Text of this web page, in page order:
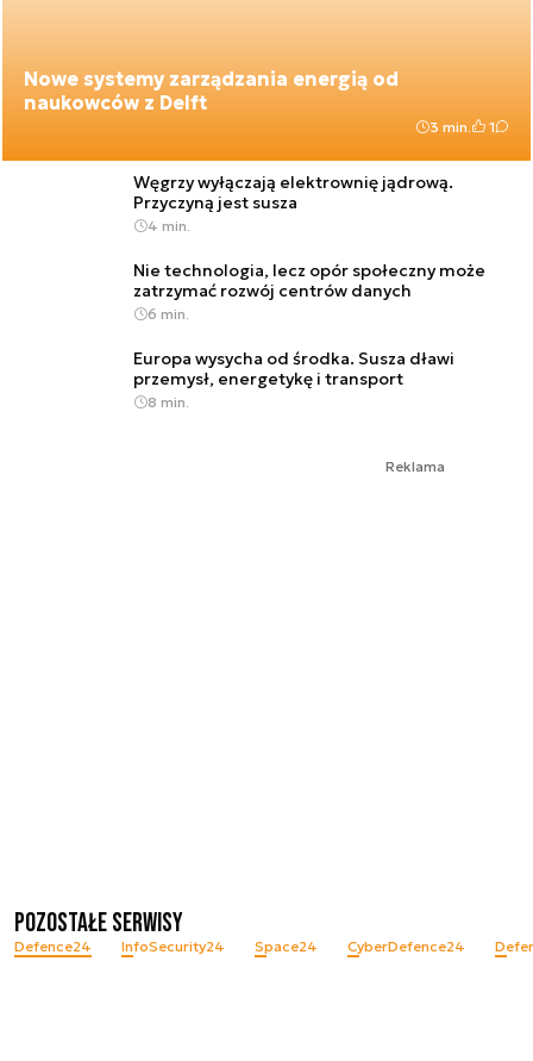
Nowe systemy zarządzania energią od
naukowców z Delft
3 min. 1
Węgrzy wyłączają elektrownię jądrową.
Przyczyną jest susza
4 min.
Nie technologia, lecz opór społeczny może
zatrzymać rozwój centrów danych
6 min.
Europa wysycha od środka. Susza dławi
przemysł, energetykę i transport
8 min.
Reklama
Pozostałe serwisy
Defence24 InfoSecurity24 Space24 CyberDefence24